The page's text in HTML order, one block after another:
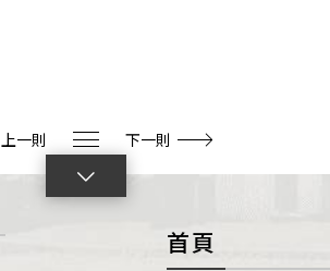
上一則 下一則
首頁